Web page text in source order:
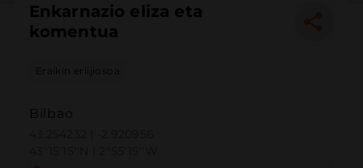
Enkarnazio eliza eta
komentua
Eraikin erlijiosoa
Bilbao